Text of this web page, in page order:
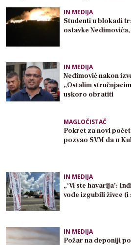
IN MEDIJA
Studenti u blokadi
ostavke
IN MEDIJA
Nedimović nakon
„Ostalim
uskoro obratiti
MAGLOČISTAČ
Pokret za novi
pozvao SVM da u
IN MEDIJA
„‘Vi ste havarija’:
vode izgubili živce
IN MEDIJA
Požar na deponiji